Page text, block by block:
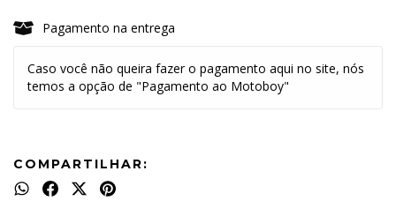
Pagamento na entrega
Caso você não queira fazer o pagamento aqui no site, nós
temos a opção de "Pagamento ao Motoboy"
COMPARTILHAR: